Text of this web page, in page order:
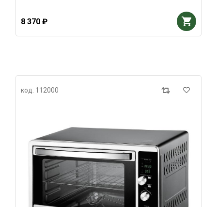
8 370 ₽
код: 112000